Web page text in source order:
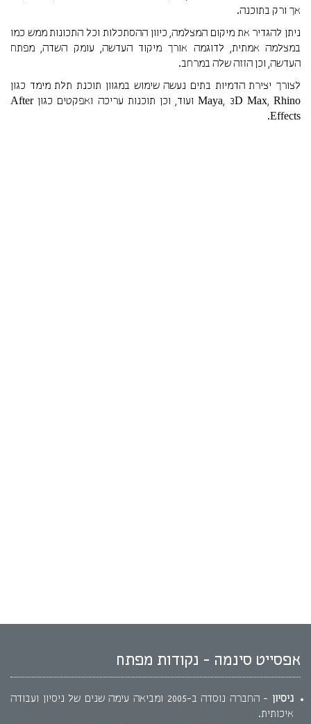
אך ורק בתוכנה.
ניתן להגדיר את מיקום המצלמה, כיוון ההסתכלות וכל התכונות ממש כמו
במצלמה אמתית, לדוגמה אורך מיקוד העדשה, עומק השדה, מפתח
העדשה, וכן הזזה שלה במרחב.
לצורך יצירת הדמיות בתים נעשה שימוש במגוון תוכנת תלת מימד כגון
Maya, 3D Max, Rhino ועוד, וכן תוכנות עריכה ואפקטים כגון After
Effects.
אפסייט סינמה - נקודות מפתח
ניסיון
- החברה נוסדה ב-2005 ומביאה עימה שנים של ניסיון ועבודה
איכותית.